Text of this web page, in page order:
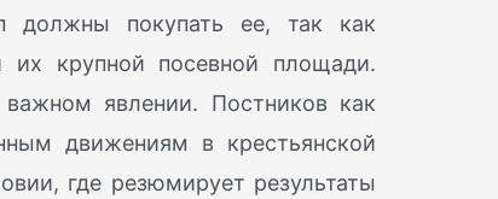
должны покупать ее, так как
их крупной посевной площади.
явлении. Постников как
движениям в крестьянской
где резюмирует результаты